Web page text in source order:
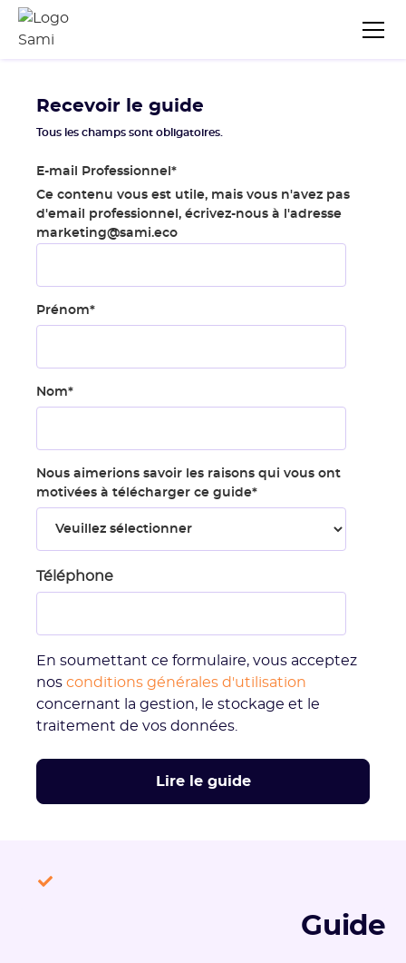
Guide
Recevoir le guide
Tous les champs sont obligatoires.
E-mail Professionnel *
Ce contenu vous est utile, mais vous n'avez pas
d'email professionnel, écrivez-nous à l'adresse
marketing@sami.eco
Prénom*
Nom*
Nous aimerions savoir les raisons qui vous ont
motivées à télécharger ce guide*
Téléphone
En soumettant ce formulaire, vous acceptez
nos conditions générales d'utilisation
concernant la gestion, le stockage et le
traitement de vos données.